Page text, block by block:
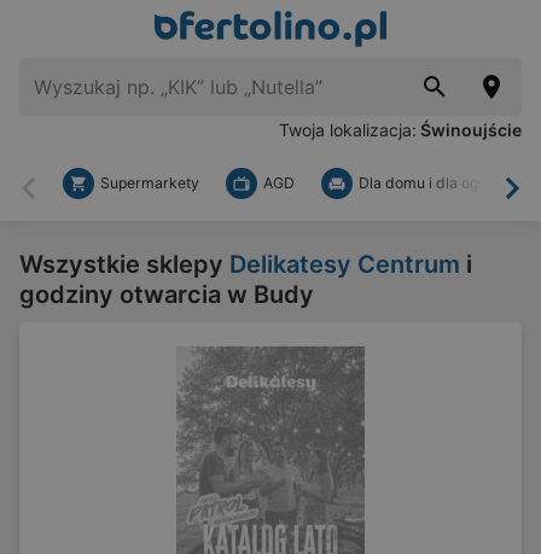
Twoja lokalizacja: Świnoujście
Wstecz
Supermarkety AGD Dla domu i dla ogrodu
Wszystkie sklepy Delikatesy Centrum i
godziny otwarcia w Budy